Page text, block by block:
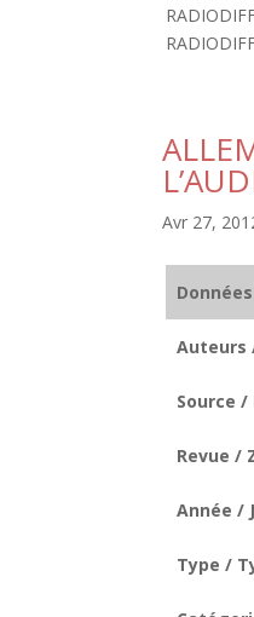
Avr 27,
Auteurs
Source /
Revue /
Année /
Type /